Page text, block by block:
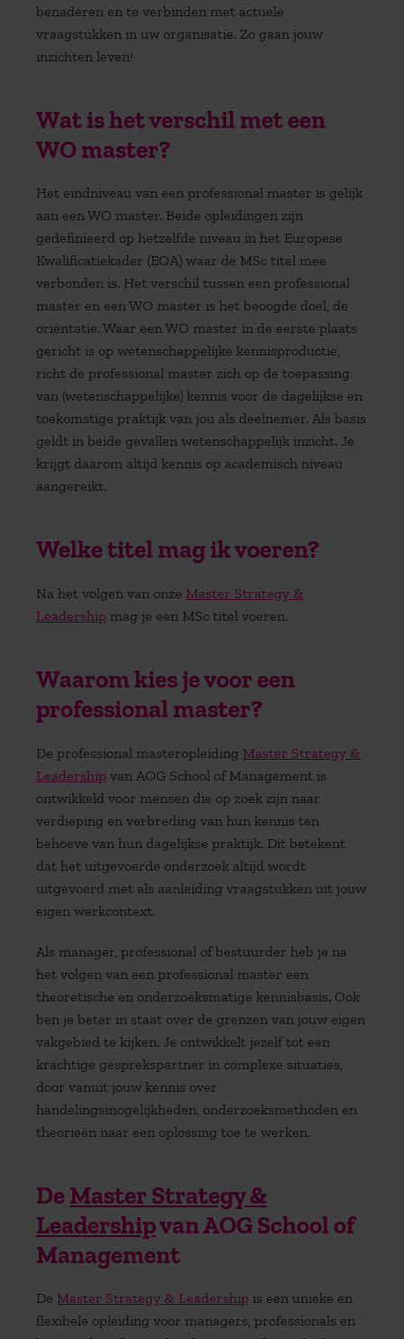
benaderen en te verbinden met actuele
vraagstukken in uw organisatie. Zo gaan jouw
inzichten leven!
Wat is het verschil met een
WO master?
Het eindniveau van een professional master is gelijk
aan een WO master. Beide opleidingen zijn
gedefinieerd op hetzelfde niveau in het Europese
Kwalificatiekader (EQA) waar de MSc titel mee
verbonden is. Het verschil tussen een professional
master en een WO master is het beoogde doel, de
oriëntatie. Waar een WO master in de eerste plaats
gericht is op wetenschappelijke kennisproductie,
richt de professional master zich op de toepassing
van (wetenschappelijke) kennis voor de dagelijkse en
toekomstige praktijk van jou als deelnemer. Als basis
geldt in beide gevallen wetenschappelijk inzicht. Je
krijgt daarom altijd kennis op academisch niveau
aangereikt.
Welke titel mag ik voeren?
Na het volgen van onze Master Strategy &
Leadership mag je een MSc titel voeren.
Waarom kies je voor een
professional master?
De professional masteropleiding Master Strategy &
Leadership van AOG School of Management is
ontwikkeld voor mensen die op zoek zijn naar
verdieping en verbreding van hun kennis ten
behoeve van hun dagelijkse praktijk. Dit betekent
dat het uitgevoerde onderzoek altijd wordt
uitgevoerd met als aanleiding vraagstukken uit jouw
eigen werkcontext.
Als manager, professional of bestuurder heb je na
het volgen van een professional master een
theoretische en onderzoeksmatige kennisbasis. Ook
ben je beter in staat over de grenzen van jouw eigen
vakgebied te kijken. Je ontwikkelt jezelf tot een
krachtige gesprekspartner in complexe situaties,
door vanuit jouw kennis over
handelingsmogelijkheden, onderzoeksmethoden en
theorieën naar een oplossing toe te werken.
De Master Strategy &
Leadershipvan AOG School of
Management
De Master Strategy & Leadership is een unieke en
flexibele opleiding voor managers, professionals en